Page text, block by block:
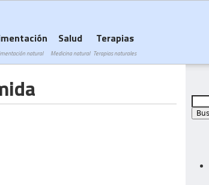
natural
Salud
Medicina natural
Terapias
Terapias naturales